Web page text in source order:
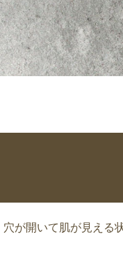
で、クリーニング
開いて肌が見える